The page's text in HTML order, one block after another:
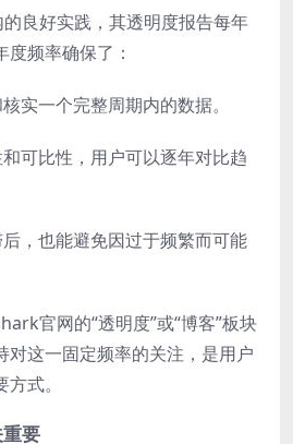
良好实践，其透明度报告每年
频率确保了：
实一个完整周期内的数据。
可比性，用户可以逐年对比趋
，也能避免因过于频繁而可能
官网的“透明度”或“博客”板块
对这一固定频率的关注，是用户
式。
要